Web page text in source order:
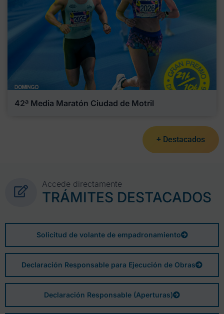
42ª Media Maratón Ciudad de Motril
+ Destacados
Accede directamente
TRÁMITES DESTACADOS
Solicitud de volante de empadronamiento
Declaración Responsable para Ejecución de Obras
Declaración Responsable (Aperturas)